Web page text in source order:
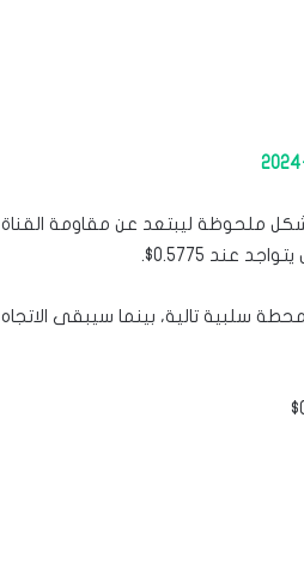
بشكل ملحوظة ليبتعد عن مقاومة القناة
عند 0.5775$.
تجاوز المستوى المذكور سيدفع السعر لزيارة حاجز 0.5700$ كمحطة سلبية تالية، بينما سيبقى الاتجاه